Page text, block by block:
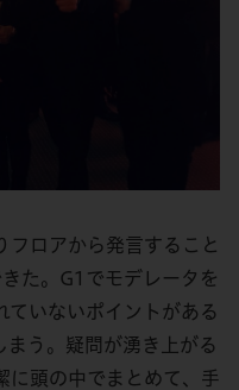
フロアから発言すること
た。G1でモデレータを
ていないポイントがある
まう。疑問が湧き上がる
に頭の中でまとめて、手